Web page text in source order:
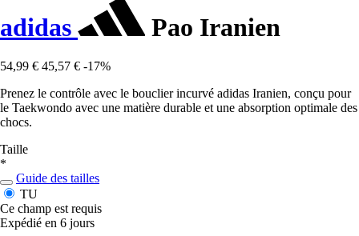
adidas Pao Iranien
54,99 € 45,57 € -17%
Prenez le contrôle avec le bouclier incurvé adidas Iranien, conçu pour
le Taekwondo avec une matière durable et une absorption optimale des
chocs.
Taille
*
Guide des tailles
TU
Ce champ est requis
Expédié en 6 jours